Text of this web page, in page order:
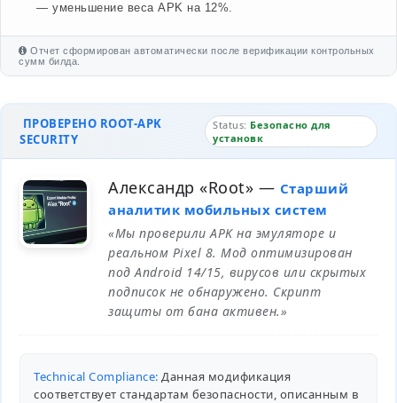
— уменьшение веса APK на 12%.
Отчет сформирован автоматически после верификации контрольных
сумм билда.
ПРОВЕРЕНО ROOT-APK
SECURITY
Status: Безопасно для
установк
Александр «Root» — Старший
аналитик мобильных систем
«Мы проверили APK на эмуляторе и
реальном Pixel 8. Мод оптимизирован
под Android 14/15, вирусов или скрытых
подписок не обнаружено. Скрипт
защиты от бана активен.»
Technical Compliance: Данная модификация
соответствует стандартам безопасности, описанным в